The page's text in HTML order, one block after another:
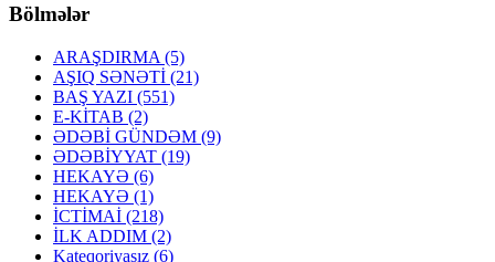
Bölmələr
ARAŞDIRMA (5)
AŞIQ SƏNƏTİ (21)
BAŞ YAZI (551)
E-KİTAB (2)
ƏDƏBİ GÜNDƏM (9)
ƏDƏBİYYAT (19)
HEKAYƏ (6)
HEKAYƏ (1)
İCTİMAİ (218)
İLK ADDIM (2)
Kateqoriyasız (6)